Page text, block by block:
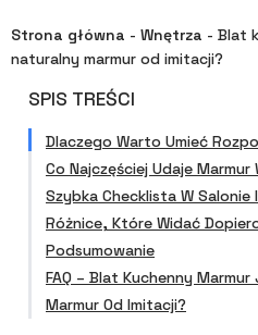
Strona główna - Wnętrza - Blat
naturalny marmur od imitacji?
SPIS TREŚCI
Dlaczego Warto Umieć
Co Najczęściej Udaje Marmur
Szybka Checklista W Salonie
Różnice, Które Widać
Podsumowanie
FAQ – Blat Kuchenny
Marmur Od Imitacji?